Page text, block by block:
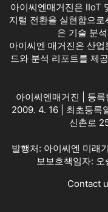
아이씨엔매거진은 IIoT
지털 전환을 실현함으
은 기술 분
아이씨엔 매거진은 산
드와 분석 리포트를 제
아이씨엔매거진 | 등
2009. 4. 16 | 최초등록
신촌로
발행처: 아이씨엔 미래
보보호책임자:
Contact